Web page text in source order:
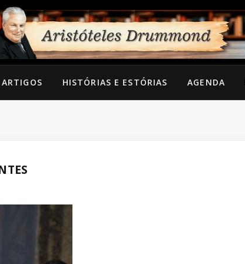
ARTIGOS HISTÓRIAS E ESTÓRIAS AGENDA